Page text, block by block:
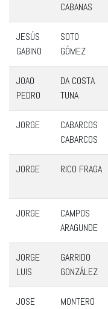
CABANAS
JESÚS
GABINO
SOTO
GÓMEZ
JOAO
PEDRO
DA COSTA
TUNA
JORGE
CABARCOS
CABARCOS
JORGE RICO FRAGA
JORGE
CAMPOS
ARAGUNDE
JORGE
LUIS
GARRIDO
GONZÁLEZ
JOSE
MONTERO